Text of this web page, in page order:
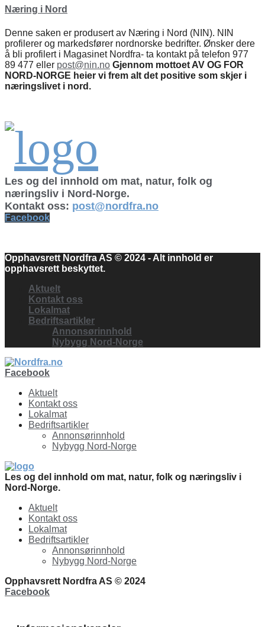
Næring i Nord
Denne saken er produsert av Næring i Nord (NIN). NIN
profilerer og markedsfører nordnorske bedrifter. Ønsker dere
å bli profilert i Magasinet Nordfra- ta kontakt på telefon 977
89 477 eller post@nin.no Gjennom mottoet AV OG FOR
NORD-NORGE heier vi frem alt det positive som skjer i
næringslivet i nord.
Les og del innhold om mat, natur, folk og
næringsliv i Nord-Norge.
Kontakt oss: post@nordfra.no
Facebook
Opphavsrett Nordfra AS © 2024 - Alt innhold er
opphavsrett beskyttet.
Aktuelt
Kontakt oss
Lokalmat
Bedriftsartikler
Annonsørinnhold
Nybygg Nord-Norge
Facebook
Aktuelt
Kontakt oss
Lokalmat
Bedriftsartikler
Annonsørinnhold
Nybygg Nord-Norge
Les og del innhold om mat, natur, folk og næringsliv i
Nord-Norge.
Aktuelt
Kontakt oss
Lokalmat
Bedriftsartikler
Annonsørinnhold
Nybygg Nord-Norge
Opphavsrett Nordfra AS © 2024
Facebook